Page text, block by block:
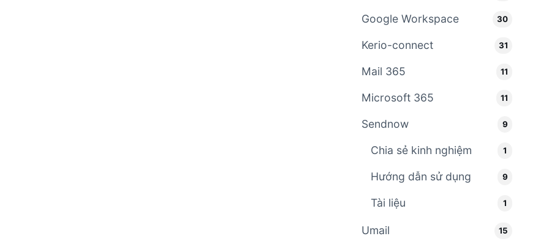
Google Workspace 30
Kerio-connect 31
Mail 365 11
Microsoft 365 11
Sendnow 9
Chia sẻ kinh nghiệm 1
Hướng dẫn sử dụng 9
Tài liệu 1
Umail 15